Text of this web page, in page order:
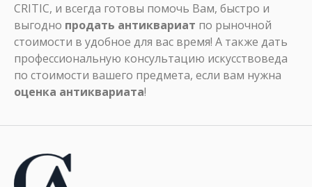
CRITIC, и всегда готовы помочь Вам, быстро и
выгодно продать антиквариат по рыночной
стоимости в удобное для вас время! А также дать
профессиональную консультацию искусствоведа
по стоимости вашего предмета, если вам нужна
оценка антиквариата!